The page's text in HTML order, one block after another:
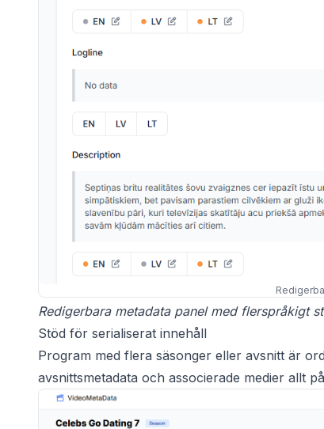
Redigerbara metadata panel med flerspråkigt
Stöd för serialiserat innehåll
Program med flera säsonger eller avsnitt är
avsnittsmetadata och associerade medier allt